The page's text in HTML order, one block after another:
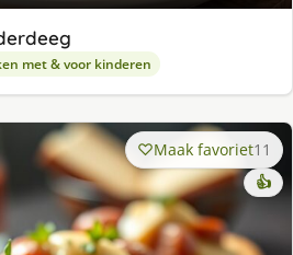
met & voor kinderen
Maak favoriet11
👍